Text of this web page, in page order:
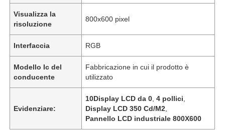
Visualizza la
risoluzione
800x600 pixel
Interfaccia RGB
Modello Ic del
conducente
Fabbricazione in cui il prodotto è
utilizzato
Evidenziare:
10Display LCD da 0 ,4 pollici
Display LCD 350 Cd/M2
Pannello LCD industriale 800X600